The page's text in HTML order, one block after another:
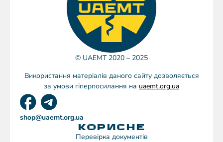
© UAEMT 2020 – 2025
Використання матеріалів даного сайту дозволяється
за умови гіперпосилання на uaemt.org.ua
shop@uaemt.org.ua
КОРИСНЕ
Перевірка документів